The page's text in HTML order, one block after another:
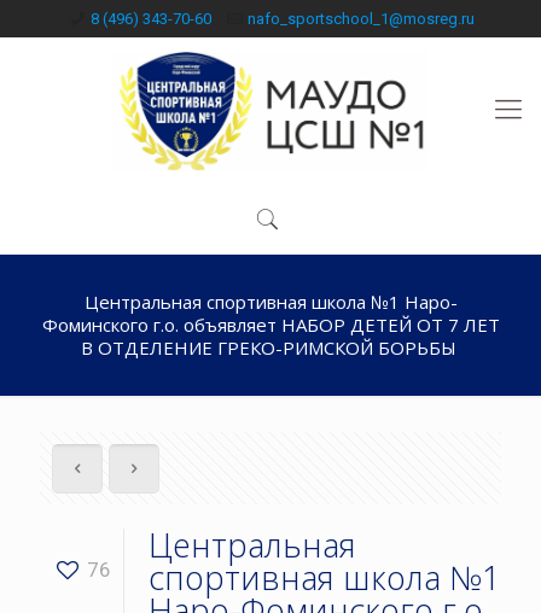
8 (496) 343-70-60 nafo_sportschool_1@mosreg.ru
Центральная спортивная школа №1 Наро-
Фоминского г.о. объявляет НАБОР ДЕТЕЙ ОТ 7 ЛЕТ
В ОТДЕЛЕНИЕ ГРЕКО-РИМСКОЙ БОРЬБЫ
76
Центральная
спортивная школа №1